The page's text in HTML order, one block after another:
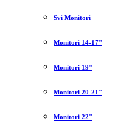
Svi Monitori
Monitori 14-17"
Monitori 19"
Monitori 20-21"
Monitori 22"